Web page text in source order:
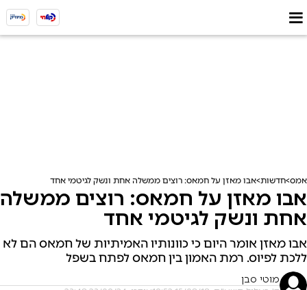
אמס חדשות אבו מאזן על חמאס: רוצים ממשלה אחת ונשק לגיטמי אחד
אבו מאזן על חמאס: רוצים ממשלה
אחת ונשק לגיטמי אחד
אבו מאזן אומר היום כי כוונותיו האמיתיות של חמאס הם לא
ללכת לפיוס. רמת האמון בין חמאס לפתח בשפל
מוטי סבן